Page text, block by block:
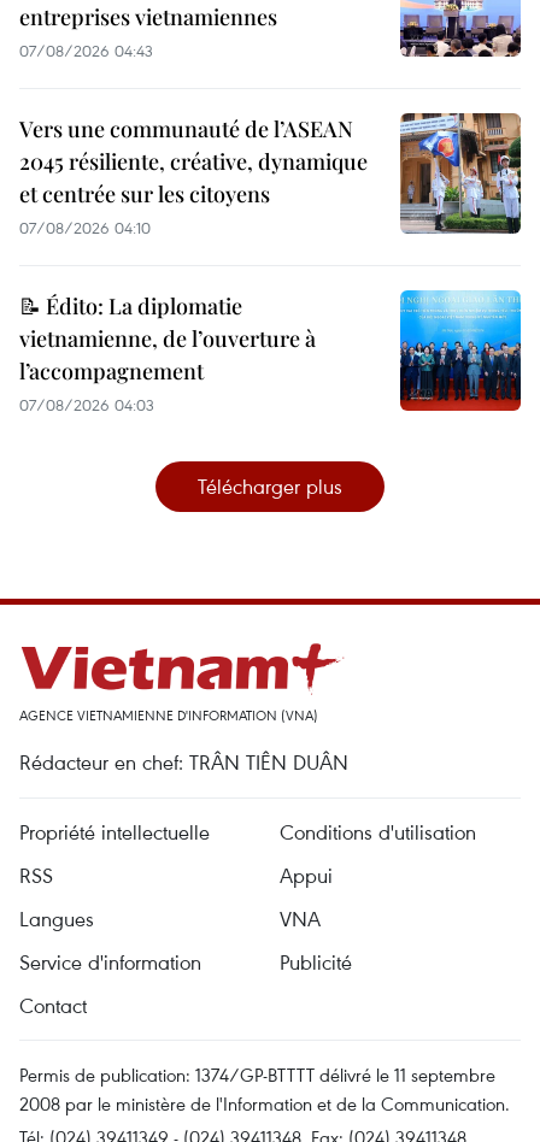
entreprises vietnamiennes
07/08/2026 04:43
Vers une communauté de l’ASEAN
2045 résiliente, créative, dynamique
et centrée sur les citoyens
07/08/2026 04:10
📝 Édito: La diplomatie
vietnamienne, de l’ouverture à
l’accompagnement
07/08/2026 04:03
Télécharger plus
AGENCE VIETNAMIENNE D'INFORMATION (VNA)
Rédacteur en chef: TRÂN TIÊN DUÂN
Propriété intellectuelle
Conditions d'utilisation
RSS
Appui
Langues
VNA
Service d'information
Publicité
Contact
Permis de publication: 1374/GP-BTTTT délivré le 11 septembre
2008 par le ministère de l'Information et de la Communication.
Tél: (024) 39411349 - (024) 39411348, Fax: (024) 39411348